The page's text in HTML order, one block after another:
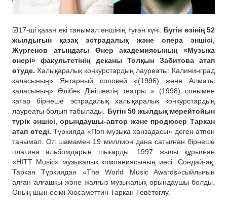
☑️17-ші қазан екі танымал əншінің туған күні. Бүгін өзінің 52
жылдығын қазақ эстрадалық жəне опера əншісі,
Жүргенов атындағы Өнер академиясының «Музыка
өнері» факультетінің деканы Толқын Забитова атап
өтуде. Халықаралық конкурстардың лауреаты: Калининград
қаласының» Янтарный соловей «(1996) жəне Алматы
қаласының» Әлібек Дінішевтің театры » (1998) сонымен
қатар бірнеше эстрадалық халықаралық конкурстардың
лауреаты болып табылады. Бүгін 50 жылдық мерейтойын
түрік əншісі, орындаушы-автор жəне продюсер Таркан
атап өтеді. Түркияда «Поп-музыка ханзадасы» деген атпен
танымал. Ол шамамен 19 миллион дана сатылған бірнеше
платина альбомдарын шығарды. 1997 жылы құрылған
«HITT Music» музыкалық компаниясының иесі. Сондай-ақ,
Таркан Түркиядан «The World Music Awards»сыйлығын
алған алғашқы жəне жалғыз музыкалық орындаушы болды.
Оның шын есімі Хюсаметтин Таркан Теветоглу.